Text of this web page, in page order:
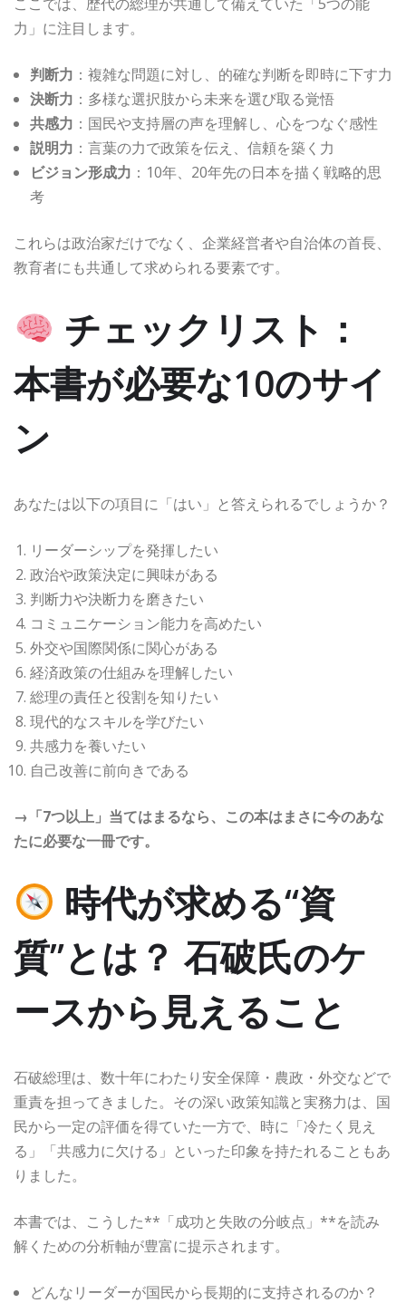
力」に注目します。
判断力 ：複雑な問題に対し、的確な判断を即時に下す力
決断力 ：多様な選択肢から未来を選び取る覚悟
共感力 ：国民や支持層の声を理解し、心をつなぐ感性
説明力 ：言葉の力で政策を伝え、信頼を築く力
ビジョン形成力 ：10年、20年先の日本を描く戦略的思
考
これらは政治家だけでなく、企業経営者や自治体の首長、
教育者にも共通して求められる要素です。
チェックリスト：
本書が必要な10のサイ
ン
あなたは以下の項目に「はい」と答えられるでしょうか？
リーダーシップを発揮したい
政治や政策決定に興味がある
判断力や決断力を磨きたい
コミュニケーション能力を高めたい
外交や国際関係に関心がある
経済政策の仕組みを理解したい
総理の責任と役割を知りたい
現代的なスキルを学びたい
共感力を養いたい
自己改善に前向きである
→「7つ以上」当てはまるなら、この本はまさに今のあな
たに必要な一冊です。
時代が求める“資
質”とは？ 石破氏のケ
ースから見えること
石破総理は、数十年にわたり安全保障・農政・外交などで
重責を担ってきました。その深い政策知識と実務力は、国
民から一定の評価を得ていた一方で、時に「冷たく見え
る」「共感力に欠ける」といった印象を持たれることもあ
りました。
本書では、こうした**「成功と失敗の分岐点」**を読み
解くための分析軸が豊富に提示されます。
どんなリーダーが国民から長期的に支持されるのか？